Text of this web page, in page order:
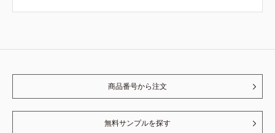
商品番号から注文
無料サンプルを探す